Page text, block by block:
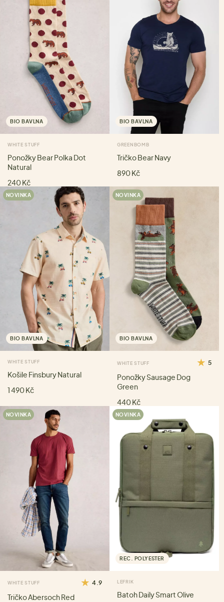
BIO BAVLNA
WHITE STUFF
Ponožky Bear Polka Dot
Natural
240 Kč
BIO BAVLNA
GREENBOMB
Tričko Bear Navy
890 Kč
NOVINKA
BIO BAVLNA
WHITE STUFF
Košile Finsbury Natural
1 490 Kč
NOVINKA
BIO BAVLNA
WHITE STUFF 5
Ponožky Sausage Dog
Green
440 Kč
NOVINKA
WHITE STUFF 4.9
Tričko Abersoch Red
NOVINKA
REC. POLYESTER
LEFRIK
Batoh Daily Smart Olive